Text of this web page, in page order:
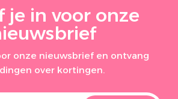
je in voor onze
onze nieuwsbrief en ontvang
over kortingen.